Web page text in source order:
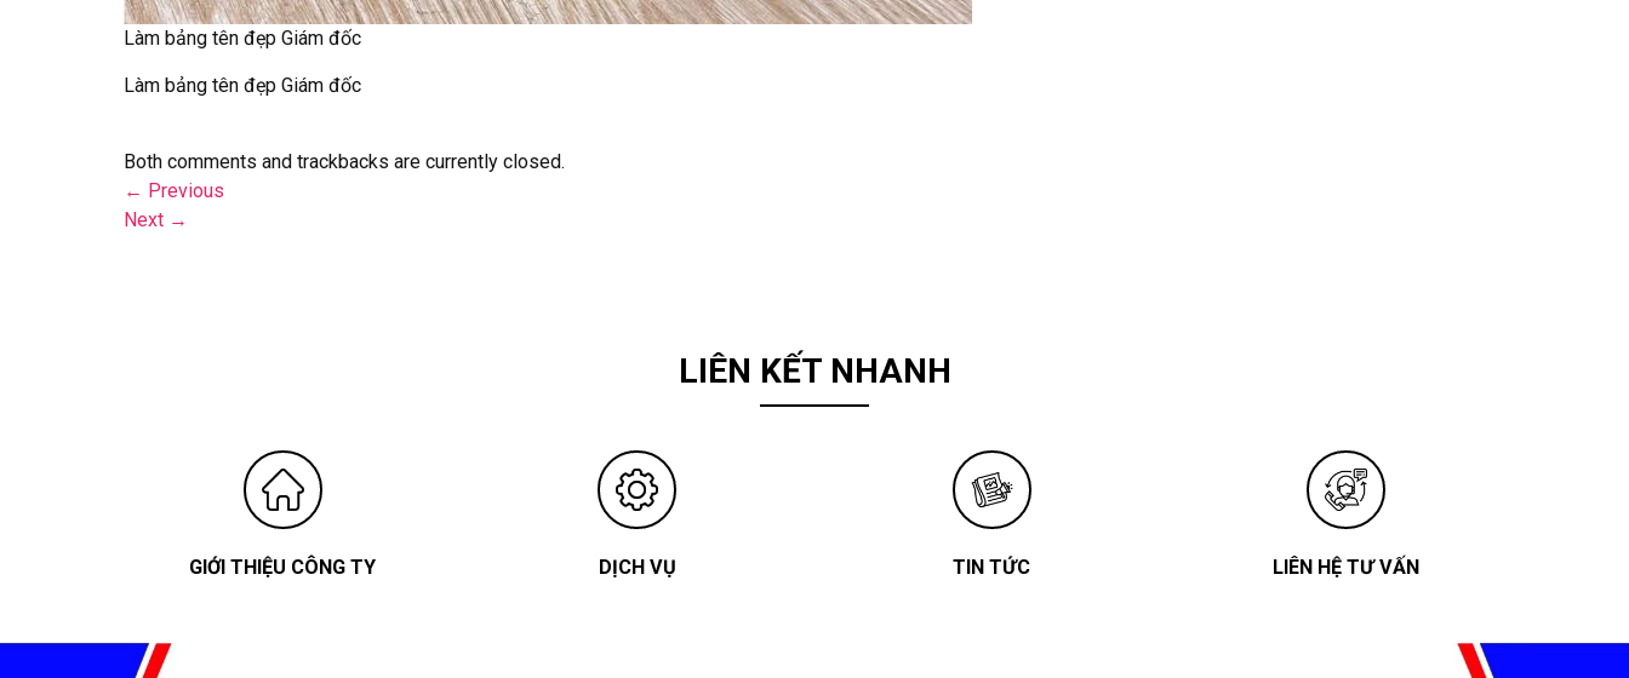
Làm bảng tên đẹp Giám đốc
Làm bảng tên đẹp Giám đốc
Both comments and trackbacks are currently closed.
← Previous
Next →
LIÊN KẾT NHANH
GIỚI THIỆU CÔNG TY DỊCH VỤ TIN TỨC LIÊN HỆ TƯ VẤN